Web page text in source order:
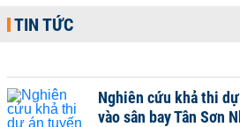
TIN TỨC
Nghiên cứu khả thi
vào sân bay Tân Sơn